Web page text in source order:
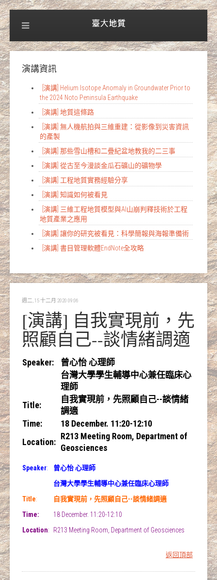
演講資訊
[演講] Helium Isotope Anomaly in Groundwater Prior to
the 2024 Noto Peninsula Earthquake
[演講] 地質這條路
[演講] 無人機航拍與三維重建：從影像到災害資訊
的產製
[演講] 那些雪山槽和二疊紀盆地教我的二三事
[演講] 從古至今漫談金瓜石礦山的礦物學
[演講] 工程地質實務經驗分享
[演講] 知識如何被看見
[演講] 三維工程地質模型與AI山崩判釋技術於工程
地質產業之應用
[演講] 讓你的研究被看見：科學簡報與海報準備術
[演講] 書目管理軟體EndNote全攻略
週二, 15 十二月 2020 09:06
[演講] 自我實現前，先
照顧自己--談情緒調適
Speaker:
曾心怡 心理師
台灣大學學生輔導中心兼任臨床心
理師
Title:
自我實現前，先照顧自己--談情緒
調適
Time:
18 December. 11:20-12:10
Location:
R213 Meeting Room, Department of
Geosciences
Speaker:
曾心怡 心理師
台灣大學學生輔導中心兼任臨床心理師
Title:
自我實現前，先照顧自己--談情緒調適
Time:
18 December. 11:20-12:10
Location: R213 Meeting Room, Department of Geosciences
返回頂部